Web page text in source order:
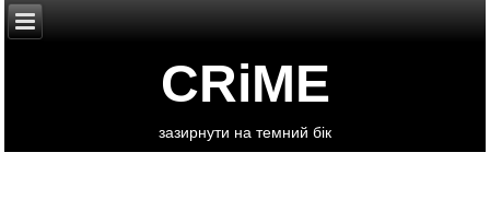
CRiME
зазирнути на темний бік